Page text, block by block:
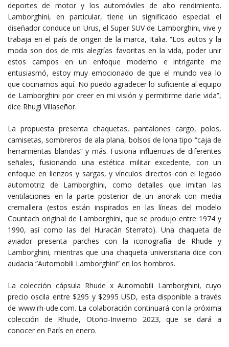
deportes de motor y los automóviles de alto rendimiento.
Lamborghini, en particular, tiene un significado especial: el
diseñador conduce un Urus, el Super SUV de Lamborghini, vive y
trabaja en el país de origen de la marca, Italia. “Los autos y la
moda son dos de mis alegrías favoritas en la vida, poder unir
estos campos en un enfoque moderno e intrigante me
entusiasmó, estoy muy emocionado de que el mundo vea lo
que cocinamos aquí. No puedo agradecer lo suficiente al equipo
de Lamborghini por creer en mi visión y permitirme darle vida”,
dice Rhugi Villaseñor.
La propuesta presenta chaquetas, pantalones cargo, polos,
camisetas, sombreros de ala plana, bolsos de lona tipo “caja de
herramientas blandas” y más. Fusiona influencias de diferentes
señales, fusionando una estética militar excedente, con un
enfoque en lienzos y sargas, y vínculos directos con el legado
automotriz de Lamborghini, como detalles que imitan las
ventilaciones en la parte posterior de un anorak con media
cremallera (estos están inspirados en las líneas del modelo
Countach original de Lamborghini, que se produjo entre 1974 y
1990, así como las del Huracán Sterrato). Una chaqueta de
aviador presenta parches con la iconografía de Rhude y
Lamborghini, mientras que una chaqueta universitaria dice con
audacia “Automobili Lamborghini” en los hombros.
La colección cápsula Rhude x Automobili Lamborghini, cuyo
precio oscila entre $295 y $2995 USD, esta disponible a través
de www.rh-ude.com. La colaboración continuará con la próxima
colección de Rhude, Otoño-Invierno 2023, que se dará a
conocer en París en enero.